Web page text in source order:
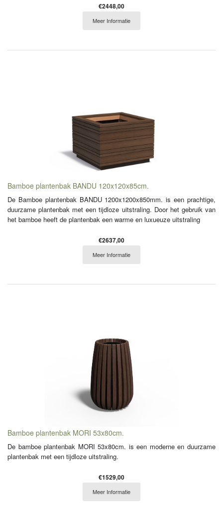
€2448,00
Meer Informatie
Bamboe plantenbak BANDU 120x120x85cm.
De Bamboe plantenbak BANDU 1200x1200x850mm. is een prachtige,
duurzame plantenbak met een tijdloze uitstraling. Door het gebruik van
het bamboe heeft de plantenbak een warme en luxueuze uitstraling
€2637,00
Meer Informatie
Bamboe plantenbak MORI 53x80cm.
De bamboe plantenbak MORI 53x80cm. is een moderne en duurzame
plantenbak met een tijdloze uitstraling.
€1529,00
Meer Informatie